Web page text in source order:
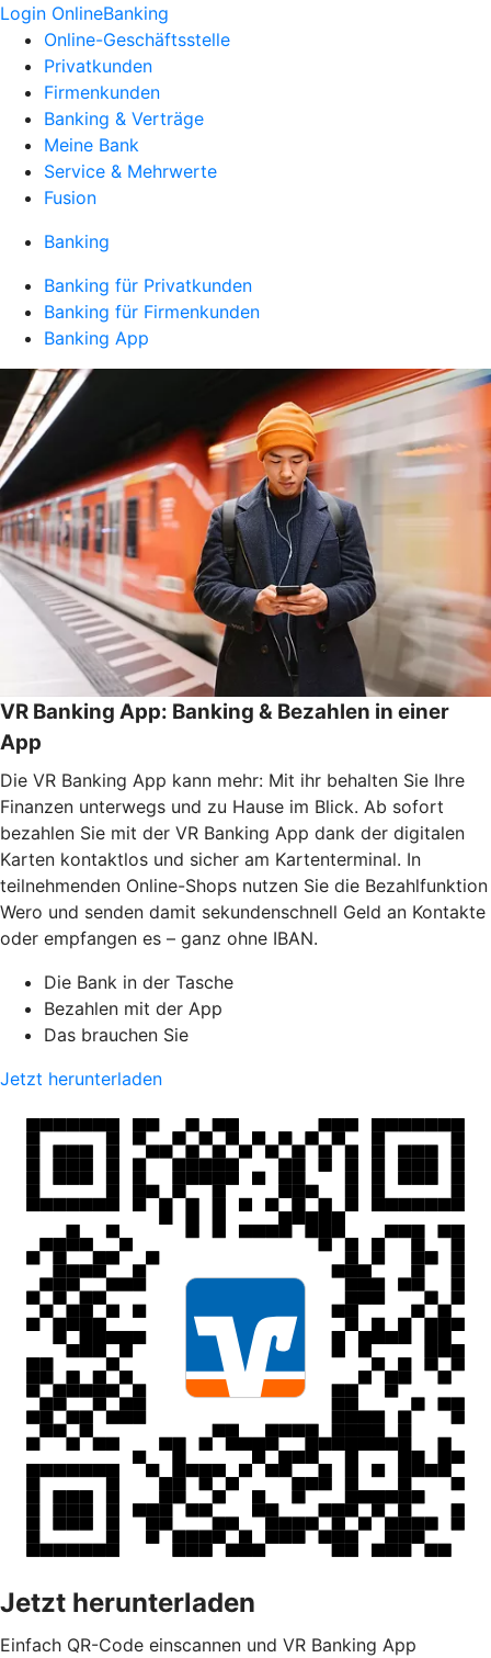
Login OnlineBanking
Online-Geschäftsstelle
Privatkunden
Firmenkunden
Banking & Verträge
Meine Bank
Service & Mehrwerte
Fusion
Banking
Banking für Privatkunden
Banking für Firmenkunden
Banking App
VR Banking App: Banking & Bezahlen in einer
App
Die VR Banking App kann mehr: Mit ihr behalten Sie Ihre
Finanzen unterwegs und zu Hause im Blick. Ab sofort
bezahlen Sie mit der VR Banking App dank der digitalen
Karten kontaktlos und sicher am Kartenterminal. In
teilnehmenden Online-Shops nutzen Sie die Bezahlfunktion
Wero und senden damit sekundenschnell Geld an Kontakte
oder empfangen es – ganz ohne IBAN.
Die Bank in der Tasche
Bezahlen mit der App
Das brauchen Sie
Jetzt herunterladen
Jetzt herunterladen
Einfach QR-Code einscannen und VR Banking App